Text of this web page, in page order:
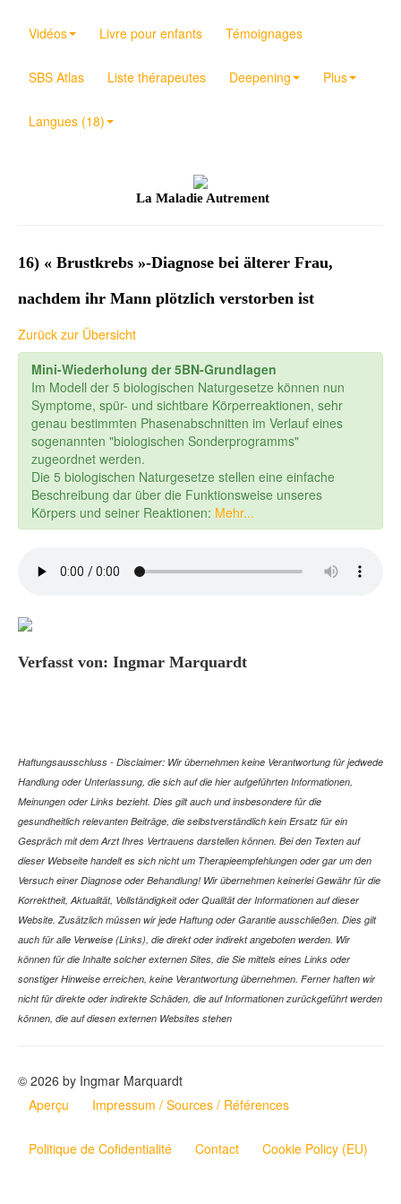
Vidéos Livre pour enfants Témoignages
SBS Atlas Liste thérapeutes Deepening Plus
Langues (18)
La Maladie Autrement
16) « Brustkrebs »-Diagnose bei älterer Frau,
nachdem ihr Mann plötzlich verstorben ist
Zurück zur Übersicht
Mini-Wiederholung der 5BN-Grundlagen
Im Modell der 5 biologischen Naturgesetze können nun
Symptome, spür- und sichtbare Körperreaktionen, sehr
genau bestimmten Phasenabschnitten im Verlauf eines
sogenannten "biologischen Sonderprogramms"
zugeordnet werden.
Die 5 biologischen Naturgesetze stellen eine einfache
Beschreibung dar über die Funktionsweise unseres
Körpers und seiner Reaktionen: Mehr...
Verfasst von: Ingmar Marquardt
Haftungsausschluss - Disclaimer: Wir übernehmen keine Verantwortung für jedwede
Handlung oder Unterlassung, die sich auf die hier aufgeführten Informationen,
Meinungen oder Links bezieht. Dies gilt auch und insbesondere für die
gesundheitlich relevanten Beiträge, die selbstverständlich kein Ersatz für ein
Gespräch mit dem Arzt Ihres Vertrauens darstellen können. Bei den Texten auf
dieser Webseite handelt es sich nicht um Therapieempfehlungen oder gar um den
Versuch einer Diagnose oder Behandlung! Wir übernehmen keinerlei Gewähr für die
Korrektheit, Aktualität, Vollständigkeit oder Qualität der Informationen auf dieser
Website. Zusätzlich müssen wir jede Haftung oder Garantie ausschließen. Dies gilt
auch für alle Verweise (Links), die direkt oder indirekt angeboten werden. Wir
können für die Inhalte solcher externen Sites, die Sie mittels eines Links oder
sonstiger Hinweise erreichen, keine Verantwortung übernehmen. Ferner haften wir
nicht für direkte oder indirekte Schäden, die auf Informationen zurückgeführt werden
können, die auf diesen externen Websites stehen
© 2026 by Ingmar Marquardt
Aperçu
Impressum / Sources / Références
Politique de Cofidentialité Contact Cookie Policy (EU)